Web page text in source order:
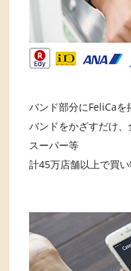
バンド部分にFeliCaを
バンドをかざすだけ、
スーパー等
計45万店舗以上で買い